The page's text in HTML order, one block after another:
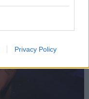
Privacy Policy